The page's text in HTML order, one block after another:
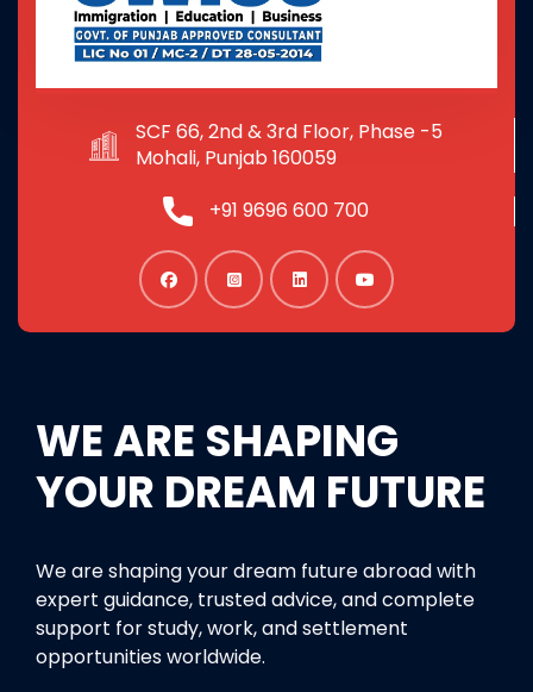
SCF 66, 2nd & 3rd Floor, Phase -5
Mohali, Punjab 160059
+91 9696 600 700
WE ARE SHAPING
YOUR DREAM FUTURE
We are shaping your dream future abroad with
expert guidance, trusted advice, and complete
support for study, work, and settlement
opportunities worldwide.